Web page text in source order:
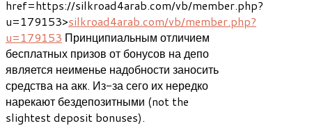
href=https://silkroad4arab.com/vb/member.php?
u=179153>silkroad4arab.com/vb/member.php?
u=179153 Принципиальным отличием
бесплатных призов от бонусов на депо
является неименье надобности заносить
средства на акк. Из-за сего их нередко
нарекают бездепозитными (not the
slightest deposit bonuses).